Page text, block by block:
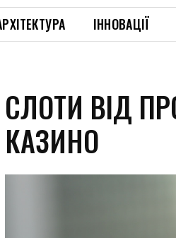
ІННОВАЦІЇ
СЛОТИ ВІД
КАЗИНО